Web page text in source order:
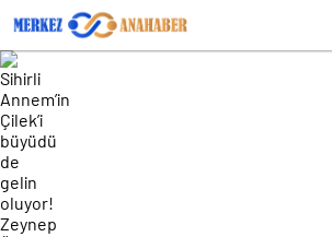
sürpriz evlilik teklifi! ‘Hayatımın şokunu
yaşadım’